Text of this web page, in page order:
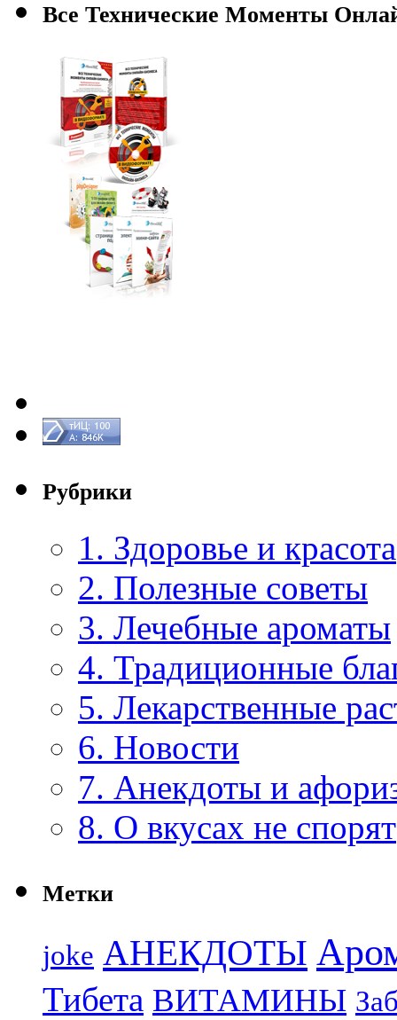
Все Технические Моменты
Рубрики
1. Здоровье и красота
2. Полезные советы
3. Лечебные ароматы
4. Традиционные
5. Лекарственные
6. Новости
7. Анекдоты и
8. О вкусах не спорят
Метки
joke АНЕКДОТЫ
Тибета ВИТАМИНЫ